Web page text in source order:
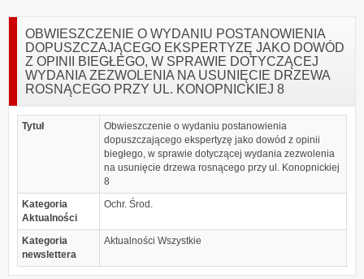
OBWIESZCZENIE O WYDANIU POSTANOWIENIA
DOPUSZCZAJĄCEGO EKSPERTYZĘ JAKO DOWÓD
Z OPINII BIEGŁEGO, W SPRAWIE DOTYCZĄCEJ
WYDANIA ZEZWOLENIA NA USUNIĘCIE DRZEWA
ROSNĄCEGO PRZY UL. KONOPNICKIEJ 8
Tytuł
Obwieszczenie o wydaniu postanowienia
dopuszczającego ekspertyzę jako dowód z opinii
biegłego, w sprawie dotyczącej wydania zezwolenia
na usunięcie drzewa rosnącego przy ul. Konopnickiej
8
Kategoria
Aktualności
Ochr. Środ.
Kategoria
newslettera
Aktualności Wszystkie